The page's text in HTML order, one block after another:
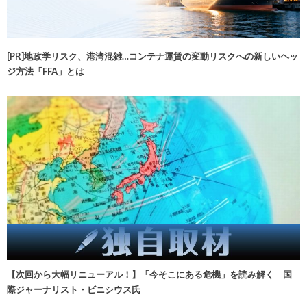
[PR]地政学リスク、港湾混雑…コンテナ運賃の変動リスクへの新しいヘッ
ジ方法「FFA」とは
【次回から大幅リニューアル！】「今そこにある危機」を読み解く 国
際ジャーナリスト・ビニシウス氏